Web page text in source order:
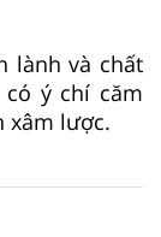
lành và chất
ý chí căm
xâm lược.